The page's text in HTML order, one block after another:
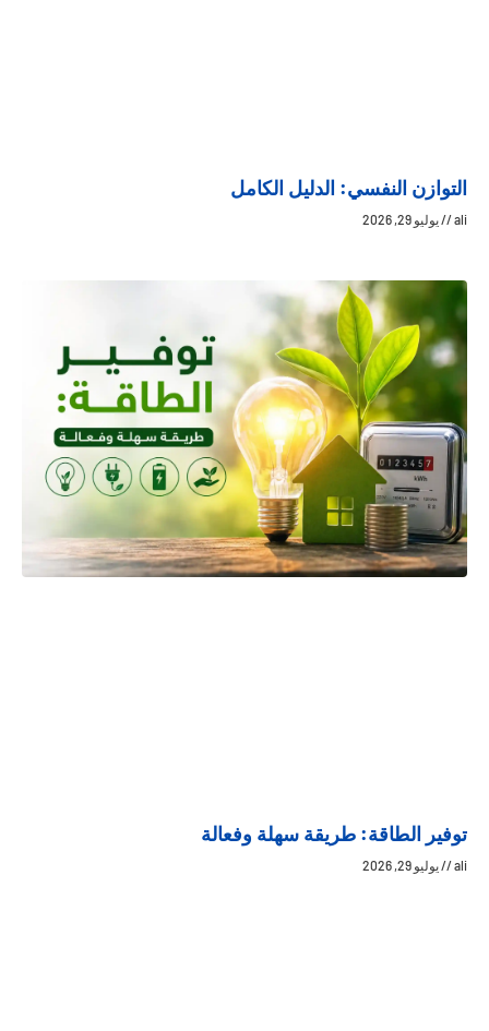
التوازن النفسي: الدليل الكامل
ali يوليو 29, 2026
توفير الطاقة: طريقة سهلة وفعالة
ali يوليو 29, 2026